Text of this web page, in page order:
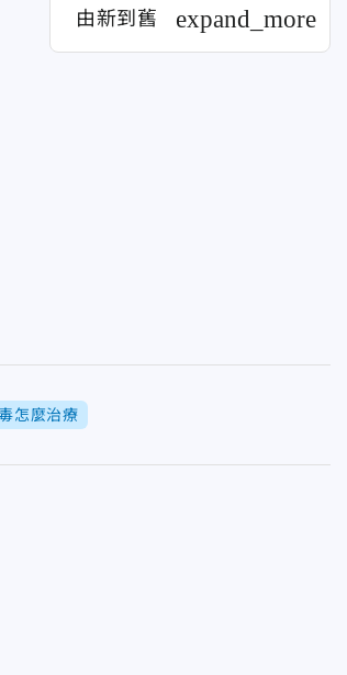
由新到舊 expand_more
怎麼治療